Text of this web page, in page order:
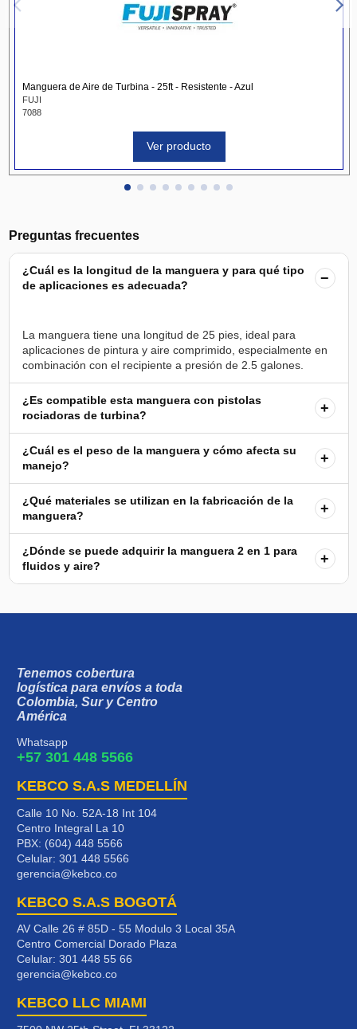
Manguera de Aire de Turbina - 25ft - Resistente - Azul
FUJI
7088
Ver producto
Preguntas frecuentes
¿Cuál es la longitud de la manguera y para qué tipo
de aplicaciones es adecuada?
−
La manguera tiene una longitud de 25 pies, ideal para
aplicaciones de pintura y aire comprimido, especialmente en
¿Es compatible esta manguera con pistolas
rociadoras de turbina?
+
¿Cuál es el peso de la manguera y cómo afecta su
manejo?
+
¿Qué materiales se utilizan en la fabricación de la
manguera?
+
¿Dónde se puede adquirir la manguera 2 en 1 para
fluidos y aire?
+
Tenemos cobertura
logística para envíos a toda
Colombia, Sur y Centro
América
Whatsapp
+57 301 448 5566
KEBCO S.A.S MEDELLÍN
Calle 10 No. 52A-18 Int 104
Centro Integral La 10
PBX: (604) 448 5566
Celular: 301 448 5566
gerencia@kebco.co
KEBCO S.A.S BOGOTÁ
AV Calle 26 # 85D - 55 Modulo 3 Local 35A
Centro Comercial Dorado Plaza
Celular: 301 448 55 66
gerencia@kebco.co
KEBCO LLC MIAMI